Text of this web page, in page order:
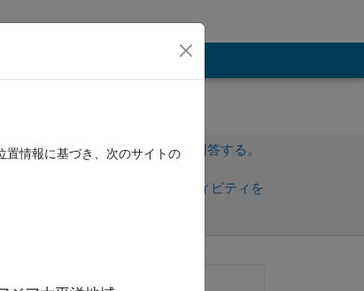
サインインしてこの質問に回答する。
サインインしてアクティビティを
置情報に基づき、次のサイトの